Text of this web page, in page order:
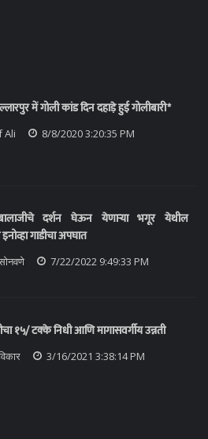
में गोली कांड दिन दहाड़े हुई गोलीबारी*
Ali 8/8/2020 3:20:35 PM
दर्शन घेऊन येणाऱ्या भगूर येथील
गाडीचा अपघात
7/22/2022 9:49:33 PM
१५/ टक्के निधी आणि मागासवर्गीय उन्नती
3/16/2021 3:38:14 PM